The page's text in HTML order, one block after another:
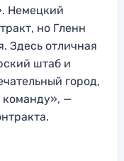
Немецкий
но Гленн
Здесь отличная
штаб и
город,
команду», —